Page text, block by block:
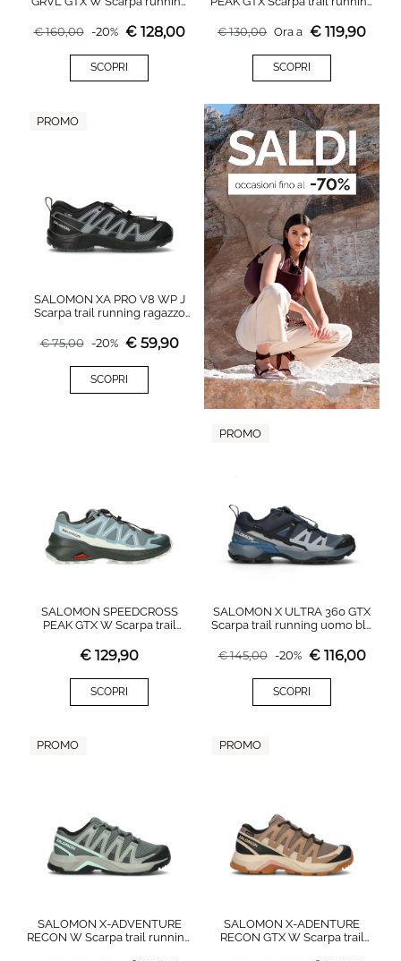
€160,00 -20% € 128,00
SCOPRI
€130,00 Ora a € 119,90
SCOPRI
PROMO
SALOMON XA PRO V8 WP J
Scarpa trail running ragazzo
€75,00 -20% € 59,90
SCOPRI
SALOMON SPEEDCROSS
PEAK GTX W Scarpa trail
gore-tex
€ 129,90
SCOPRI
PROMO
SALOMON X ULTRA 360 GTX
Scarpa trail running uomo blu
€145,00 -20% € 116,00
SCOPRI
PROMO
SALOMON X-ADVENTURE
RECON W Scarpa trail running
PROMO
SALOMON X-ADENTURE
RECON GTX W Scarpa trail